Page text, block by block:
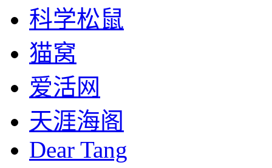
科学松鼠
猫窝
爱活网
天涯海阁
Dear Tang